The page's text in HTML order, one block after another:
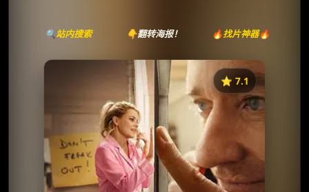
🔍站内搜索 👇翻转海报！ 🔥找片神器🔥
⭐️ 7.1
《迷你妻子》
⭐
⭐️ 评分：7.1 | 🎬 2026年
📺 连载中
夸克网盘